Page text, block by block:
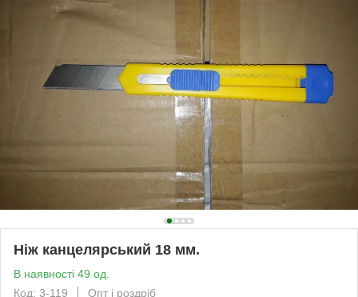
Ніж канцелярський 18 мм.
В наявності 49 од.
Код: 3-119
Опт і роздріб